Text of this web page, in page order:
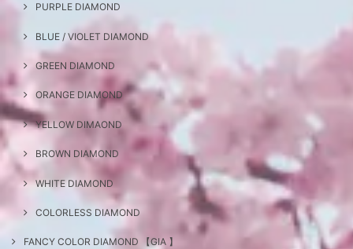
PURPLE DIAMOND
BLUE / VIOLET DIAMOND
GREEN DIAMOND
ORANGE DIAMOND
YELLOW DIMAOND
BROWN DIAMOND
WHITE DIAMOND
COLORLESS DIAMOND
FANCY COLOR DIAMOND 【GIA 】